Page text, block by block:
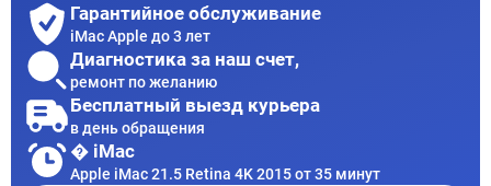
Гарантийное обслуживание
iMac Apple до 3 лет
Диагностика за наш счет,
ремонт по желанию
Бесплатный выезд курьера
в день обращения
� iMac
Apple iMac 21.5 Retina 4K 2015 от 35 минут